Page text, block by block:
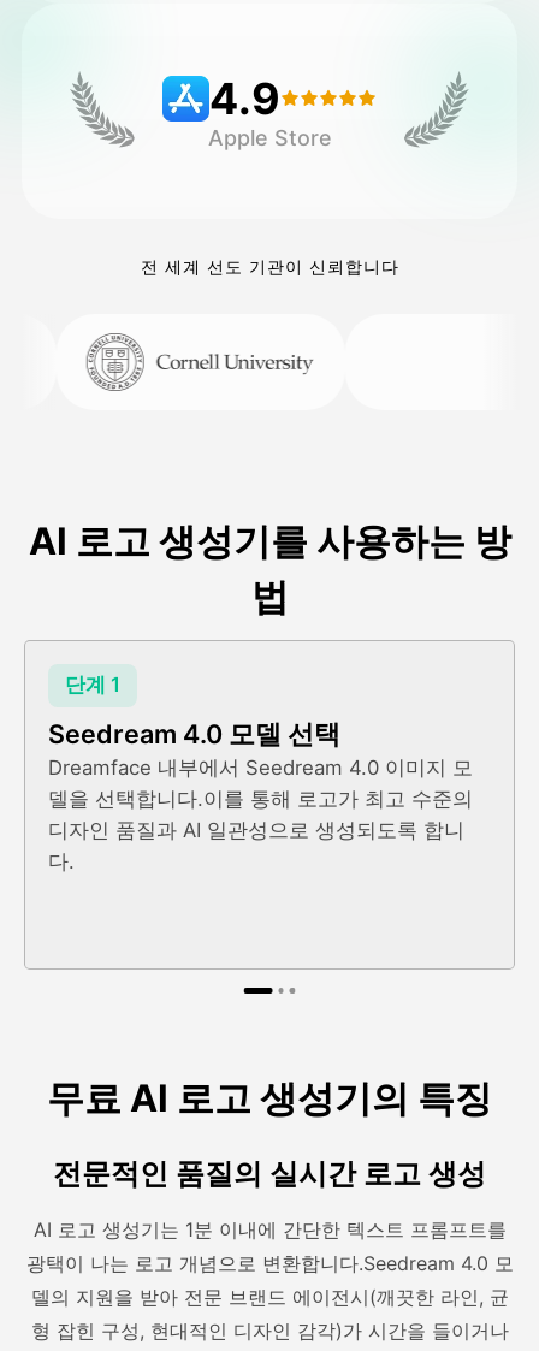
4.9
Apple Store
전 세계 선도 기관이 신뢰합니다
AI 로고 생성기를 사용하는 방
법
단계 1
Seedream 4.0 모델 선택
Dreamface 내부에서 Seedream 4.0 이미지 모
델을 선택합니다.이를 통해 로고가 최고 수준의
디자인 품질과 AI 일관성으로 생성되도록 합니
다.
무료 AI 로고 생성기의 특징
전문적인 품질의 실시간 로고 생성
AI 로고 생성기는 1분 이내에 간단한 텍스트 프롬프트를
광택이 나는 로고 개념으로 변환합니다.Seedream 4.0 모
델의 지원을 받아 전문 브랜드 에이전시(깨끗한 라인, 균
형 잡힌 구성, 현대적인 디자인 감각)가 시간을 들이거나